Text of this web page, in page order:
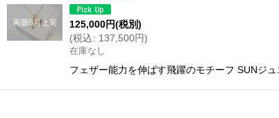
125,000円(税別)
(税込: 137,500円)
在庫なし
フェザー能力を伸ばす飛躍のモチーフ SUNジ